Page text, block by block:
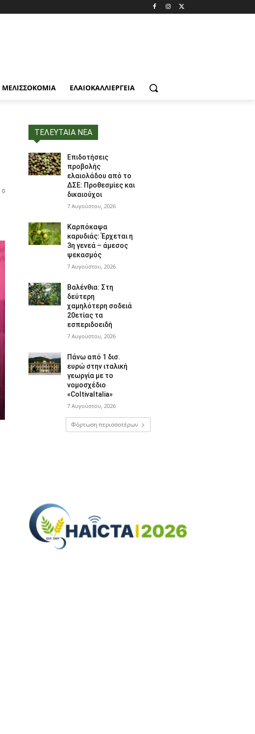
ΜΕΛΙΣΣΟΚΟΜΙΑ ΕΛΑΙΟΚΑΛΛΙΈΡΓΕΙΑ
0
ΤΕΛΕΥΤΑΙΑ ΝΕΑ
Επιδοτήσεις
προβολής
ελαιολάδου από το
ΔΣΕ: Προθεσμίες και
δικαιούχοι
7 Αυγούστου, 2026
Καρπόκαψα
καρυδιάς: Έρχεται η
3η γενεά – άμεσος
ψεκασμός
7 Αυγούστου, 2026
Βαλένθια: Στη
δεύτερη
χαμηλότερη σοδειά
20ετίας τα
εσπεριδοειδή
7 Αυγούστου, 2026
Πάνω από 1 δισ.
ευρώ στην ιταλική
γεωργία με το
νομοσχέδιο
«ColtivaItalia»
7 Αυγούστου, 2026
Φόρτωση περισσοτέρων